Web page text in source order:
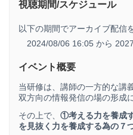
視聴期間/スケジュール
以下の期間でアーカイブ配信
2024/08/06 16:05 から
イベント概要
当研修は、講師の一方的な講
双方向の情報発信の場の形成
その上で、 ①考える力を養成
を見抜く力を養成する為の７